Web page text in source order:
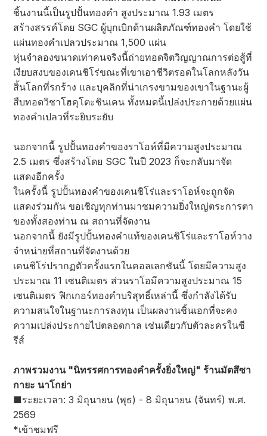
ชิ้นงานนี้เป็นรูปปั้นทองคำ สูงประมาณ 1.93 เมตร
สร้างสรรค์โดย SGC ผู้บุกเบิกด้านผลิตภัณฑ์ทองคำ โดยใช้
แผ่นทองคำเปลวประมาณ 1,500 แผ่น
หุ่นจำลองขนาดเท่าคนจริงนี้ถ่ายทอดจิตวิญญาณการต่อสู้ที่
เงียบสงบของเคนชิโร่ขณะที่เขาเอาชีวิตรอดในโลกหลังวัน
สิ้นโลกที่รกร้าง และบุคลิกที่น่าเกรงขามของเขาในฐานะผู้
สืบทอดวิชาโฮคุโตะชินเคน ทั้งหมดนี้เปล่งประกายด้วยแผ่น
ทองคำเปลวที่ระยิบระยับ
นอกจากนี้ รูปปั้นทองคำของราโอห์ที่มีความสูงประมาณ
2.5 เมตร ซึ่งสร้างโดย SGC ในปี 2023 ก็จะกลับมาจัด
แสดงอีกครั้ง
ในครั้งนี้ รูปปั้นทองคำของเคนชิโร่และราโอห์จะถูกจัด
แสดงร่วมกัน ขอเชิญทุกท่านมาชมความยิ่งใหญ่ตระการตา
ของทั้งสองท่าน ณ สถานที่จัดงาน
นอกจากนี้ ยังมีรูปปั้นทองคำแท้ของเคนชิโร่และราโอห์วาง
จำหน่ายที่สถานที่จัดงานด้วย
เคนชิโร่ปรากฏตัวครั้งแรกในคอลเลกชันนี้ โดยมีความสูง
ประมาณ 11 เซนติเมตร ส่วนราโอมีความสูงประมาณ 15
เซนติเมตร ฟิกเกอร์ทองคำบริสุทธิ์เหล่านี้ ซึ่งกำลังได้รับ
ความสนใจในฐานะการลงทุน เป็นผลงานชิ้นเอกที่จะคง
ความเปล่งประกายไปตลอดกาล เช่นเดียวกับตัวละครในซี
รีส์
ภาพรวมงาน "นิทรรศการทองคำครั้งยิ่งใหญ่" ร้านมัตสึซา
กายะ นาโกย่า
■ระยะเวลา: 3 มิถุนายน (พุธ) - 8 มิถุนายน (จันทร์) พ.ศ.
2569
*เข้าชมฟรี